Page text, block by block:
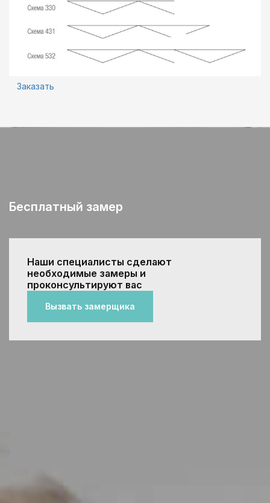
Заказать
Бесплатный замер
Наши специалисты сделают
необходимые замеры и
проконсультируют вас
Вызвать замерщика